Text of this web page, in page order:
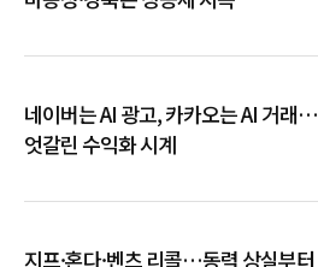
네이버는 AI 광고, 카카오는 AI 거래…
엇갈린 수익화 시계
지프·혼다·벤츠 리콜…동력 상실부터